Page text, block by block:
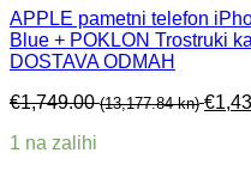
APPLE pametni telefon
Blue + POKLON Trostruki
DOSTAVA ODMAH
€1,749.00 (13,177.84 kn) €
1 na zalihi